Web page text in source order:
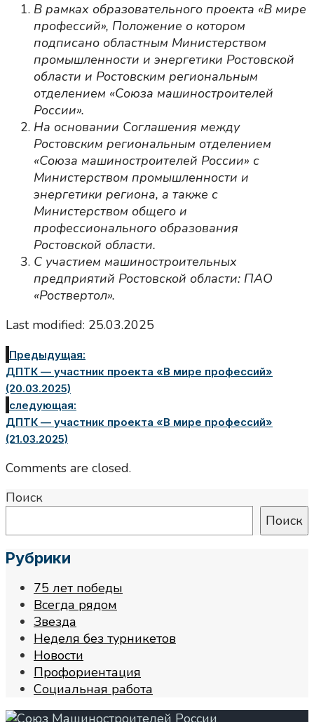
В рамках образовательного проекта «В мире
профессий», Положение о котором
подписано областным Министерством
промышленности и энергетики Ростовской
области и Ростовским региональным
отделением «Союза машиностроителей
России».
На основании Соглашения между
Ростовским региональным отделением
«Союза машиностроителей России» с
Министерством промышленности и
энергетики региона, а также с
Министерством общего и
профессионального образования
Ростовской области.
С участием машиностроительных
предприятий Ростовской области: ПАО
«Роствертол».
Last modified: 25.03.2025
Предыдущая:
ДПТК — участник проекта «В мире профессий»
(20.03.2025)
следующая:
ДПТК — участник проекта «В мире профессий»
(21.03.2025)
Comments are closed.
Поиск
Поиск
Рубрики
75 лет победы
Всегда рядом
Звезда
Неделя без турникетов
Новости
Профориентация
Социальная работа